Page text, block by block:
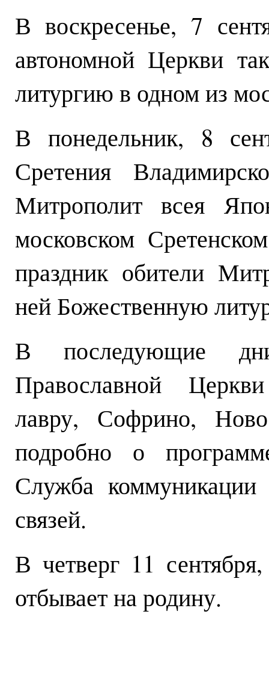
В воскресенье, 7
автономной Церкви
литургию в одном из
В понедельник, 8
Сретения
Митрополит всея
московском
праздник обители
ней Божественную
В последующие дни
Православной
лавру, Софрино,
подробно о
Служба
связей.
В четверг 11
отбывает на родину.